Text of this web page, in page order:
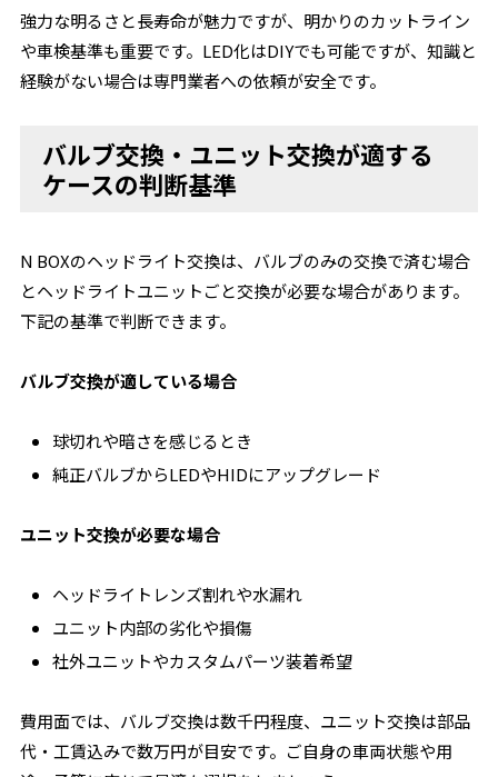
強力な明るさと長寿命が魅力ですが、明かりのカットライン
や車検基準も重要です。LED化はDIYでも可能ですが、知識と
経験がない場合は専門業者への依頼が安全です。
バルブ交換・ユニット交換が適する
ケースの判断基準
N BOXのヘッドライト交換は、バルブのみの交換で済む場合
とヘッドライトユニットごと交換が必要な場合があります。
下記の基準で判断できます。
バルブ交換が適している場合
球切れや暗さを感じるとき
純正バルブからLEDやHIDにアップグレード
ユニット交換が必要な場合
ヘッドライトレンズ割れや水漏れ
ユニット内部の劣化や損傷
社外ユニットやカスタムパーツ装着希望
費用面では、バルブ交換は数千円程度、ユニット交換は部品
代・工賃込みで数万円が目安です。ご自身の車両状態や用